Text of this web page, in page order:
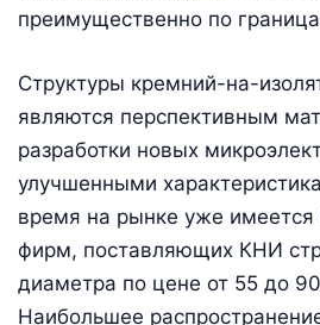
преимущественно по
Структуры кремний-на-
являются перспективным
разработки новых
улучшенными
время на рынке уже имеется
фирм, поставляющих КНИ
диаметра по цене от 55 до
Наибольшее